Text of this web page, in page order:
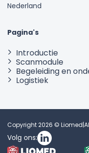
Nederland
Pagina's
Introductie
Scanmodule
Begeleiding en
Logistiek
Copyright 2026 © Liomed|
Volg ons: